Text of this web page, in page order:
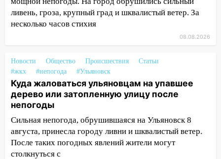
после непогоды
13:59 В Новом городе ураганным
13:54
В мэрии Ульяновска рассказали,
как устраняют последствия мощного
шторма
13:49 Стихия продолжает крушить
Ульяновск: дерево рухнуло на дом на
Орджоникидзе
13:47 На Нижней Террасе мощным
ветром вырвало дерево с корнем
ливень, гроза, крупный град и шквалистый ветер. За
несколько часов стихия
08.08.2026
Новости Общество Происшествия
Статьи
#жкх
#непогода #Ульяновск
Куда жаловаться ульяновцам на упавшее
дерево или затопленную улицу после
непогоды
Сильная непогода, обрушившаяся на Ульяновск 8
августа, принесла городу ливни и шквалистый ветер.
После таких погодных явлений жители могут
столкнуться с